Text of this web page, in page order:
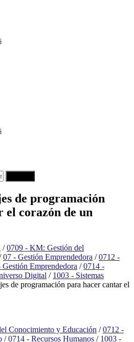
de programación
el corazón de un
/ 0709 - KM: Gestión del
07 - Gestión Emprendedora / 0712 -
Gestión Emprendedora / 0714 -
Digital / 1003 - Sistemas
de programación para hacer cantar el
Conocimiento y Educación /0712 -
/0714 - Recursos Humanos / 1003 -